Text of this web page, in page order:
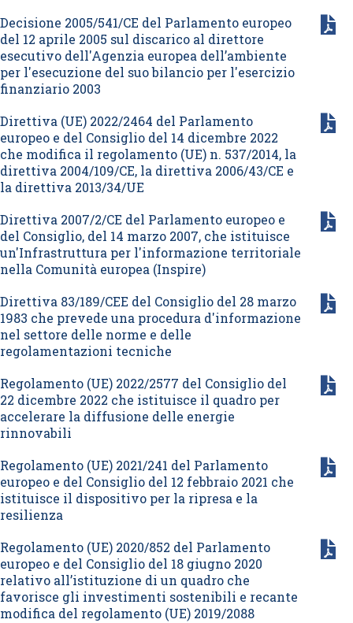
Decisione 2005/541/CE del Parlamento europeo
del 12 aprile 2005 sul discarico al direttore
esecutivo dell'Agenzia europea dell’ambiente
per l'esecuzione del suo bilancio per l'esercizio
finanziario 2003
Direttiva (UE) 2022/2464 del Parlamento
europeo e del Consiglio del 14 dicembre 2022
che modifica il regolamento (UE) n. 537/2014, la
direttiva 2004/109/CE, la direttiva 2006/43/CE e
la direttiva 2013/34/UE
Direttiva 2007/2/CE del Parlamento europeo e
del Consiglio, del 14 marzo 2007, che istituisce
un'Infrastruttura per l'informazione territoriale
nella Comunità europea (Inspire)
Direttiva 83/189/CEE del Consiglio del 28 marzo
1983 che prevede una procedura d'informazione
nel settore delle norme e delle
regolamentazioni tecniche
Regolamento (UE) 2022/2577 del Consiglio del
22 dicembre 2022 che istituisce il quadro per
accelerare la diffusione delle energie
rinnovabili
Regolamento (UE) 2021/241 del Parlamento
europeo e del Consiglio del 12 febbraio 2021 che
istituisce il dispositivo per la ripresa e la
resilienza
Regolamento (UE) 2020/852 del Parlamento
europeo e del Consiglio del 18 giugno 2020
relativo all’istituzione di un quadro che
favorisce gli investimenti sostenibili e recante
modifica del regolamento (UE) 2019/2088